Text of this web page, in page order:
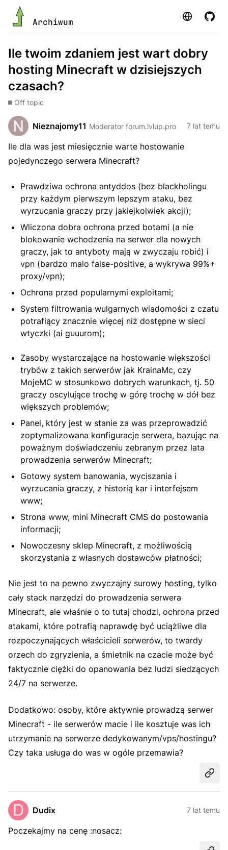
Archiwum Strona
Ile twoim zdaniem jest wart dobry
hosting Minecraft w dzisiejszych
czasach?
Off topic
Nieznajomy11 Moderator forum.lvlup.pro 7 lat temu
Ile dla was jest miesięcznie warte hostowanie
pojedynczego serwera Minecraft?
Prawdziwa ochrona antyddos (bez blackholingu
przy każdym pierwszym lepszym ataku, bez
wyrzucania graczy przy jakiejkolwiek akcji);
Wliczona dobra ochrona przed botami (a nie
blokowanie wchodzenia na serwer dla nowych
graczy, jak to antyboty mają w zwyczaju robić) i
vpn (bardzo malo false-positive, a wykrywa 99%+
proxy/vpn);
Ochrona przed popularnymi exploitami;
System filtrowania wulgarnych wiadomości z czatu
potrafiący znacznie więcej niż dostępne w sieci
wtyczki (ai guuurom);
Zasoby wystarczające na hostowanie większości
trybów z takich serwerów jak KrainaMc, czy
MojeMC w stosunkowo dobrych warunkach, tj. 50
graczy oscylujące trochę w górę trochę w dół bez
większych problemów;
Panel, który jest w stanie za was przeprowadzić
zoptymalizowana konfiguracje serwera, bazując na
poważnym doświadczeniu zebranym przez lata
prowadzenia serwerów Minecraft;
Gotowy system banowania, wyciszania i
wyrzucania graczy, z historią kar i interfejsem
www;
Strona www, mini Minecraft CMS do postowania
informacji;
Nowoczesny sklep Minecraft, z możliwością
skorzystania z własnych dostawców płatności;
Nie jest to na pewno zwyczajny surowy hosting, tylko
cały stack narzędzi do prowadzenia serwera
Minecraft, ale właśnie o to tutaj chodzi, ochrona przed
atakami, które potrafią naprawdę być uciążliwe dla
rozpoczynających właścicieli serwerów, to twardy
orzech do zgryzienia, a śmietnik na czacie może być
faktycznie ciężki do opanowania bez ludzi siedzących
24/7 na serwerze.
Dodatkowo: osoby, które aktywnie prowadzą serwer
Minecraft - ile serwerów macie i ile kosztuje was ich
utrzymanie na serwerze dedykowanym/vps/hostingu?
Czy taka usługa do was w ogóle przemawia?
Dudix 7 lat temu
Poczekajmy na cenę :nosacz: